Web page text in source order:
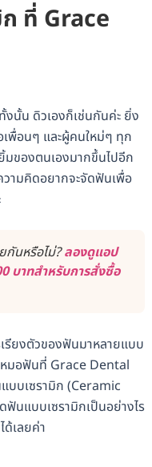
ที่ Grace
นั้น ดิวเองก็เช่นกันค่ะ ยิ่ง
พื่อนๆ และผู้คนใหม่ๆ ทุก
ของตนเองมากขึ้นไปอีก
มคิดอยากจะจัดฟันเพื่อ
กันหรือไม่?ลองดูแอป
บาทสำหรับการสั่งซื้อ
รียงตัวของฟันมาหลายแบบ
มอฟันที่ Grace Dental
บบเซรามิก (Ceramic
ฟันแบบเซรามิกเป็นอย่างไร
ด้เลยค่า